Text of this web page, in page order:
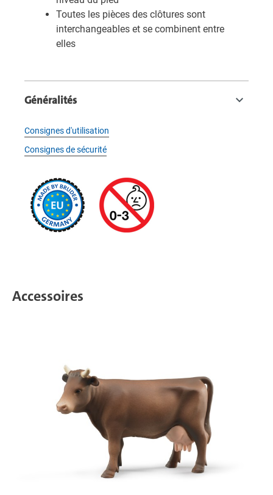
Toutes les pièces des clôtures sont
interchangeables et se combinent entre
elles
Généralités
Consignes d'utilisation
Consignes de sécurité
Accessoires